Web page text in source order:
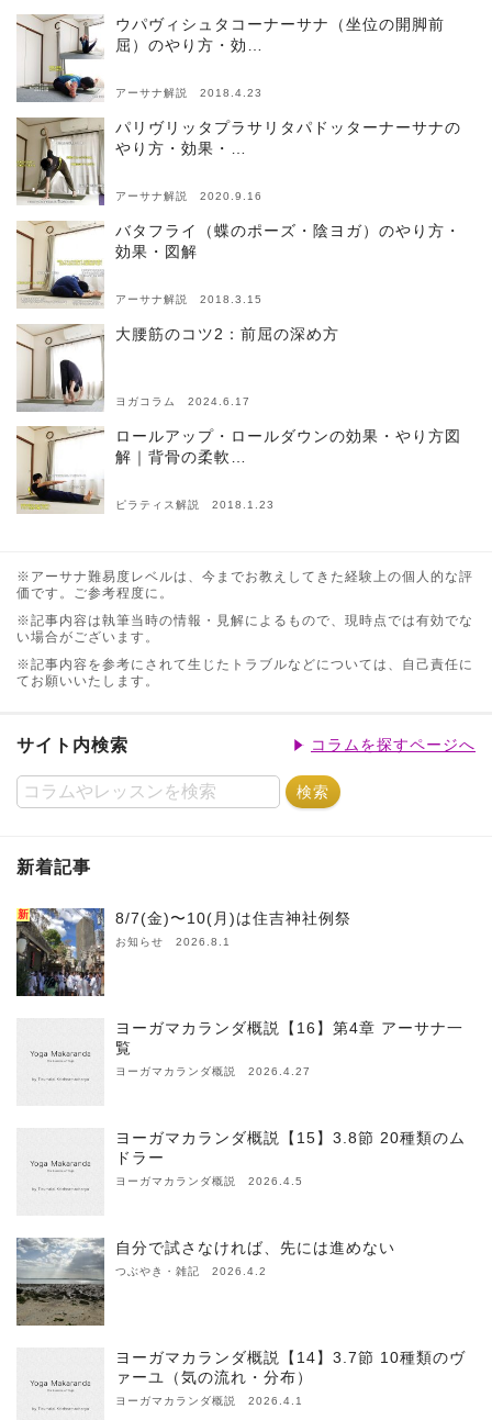
ウパヴィシュタコーナーサナ（坐位の開脚前
屈）のやり方・効…
アーサナ解説 2018.4.23
パリヴリッタプラサリタパドッターナーサナの
やり方・効果・…
アーサナ解説 2020.9.16
バタフライ（蝶のポーズ・陰ヨガ）のやり方・
効果・図解
アーサナ解説 2018.3.15
大腰筋のコツ2：前屈の深め方
ヨガコラム 2024.6.17
ロールアップ・ロールダウンの効果・やり方図
解｜背骨の柔軟…
ピラティス解説 2018.1.23
※アーサナ難易度レベルは、今までお教えしてきた経験上の個人的な評
価です。ご参考程度に。
※記事内容は執筆当時の情報・見解によるもので、現時点では有効でな
い場合がございます。
※記事内容を参考にされて生じたトラブルなどについては、自己責任に
てお願いいたします。
サイト内検索 コラムを探すページへ
新着記事
新 8/7(金)〜10(月)は住吉神社例祭
お知らせ 2026.8.1
ヨーガマカランダ概説【16】第4章 アーサナ一
覧
ヨーガマカランダ概説 2026.4.27
ヨーガマカランダ概説【15】3.8節 20種類のム
ドラー
ヨーガマカランダ概説 2026.4.5
自分で試さなければ、先には進めない
つぶやき・雑記 2026.4.2
ヨーガマカランダ概説【14】3.7節 10種類のヴ
ァーユ（気の流れ・分布）
ヨーガマカランダ概説 2026.4.1